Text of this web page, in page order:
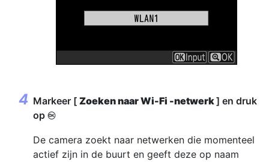
Markeer [ Zoeken naar Wi-Fi -netwerk] en druk
op J
De camera zoekt naar netwerken die momenteel
actief zijn in de buurt en geeft deze op naam